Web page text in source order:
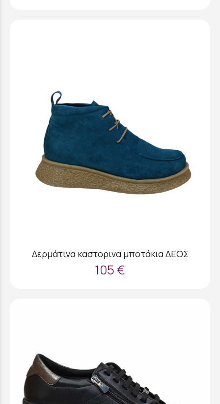
Δερμάτινα καστορινα μποτάκια ΔΕΟΣ
105 €